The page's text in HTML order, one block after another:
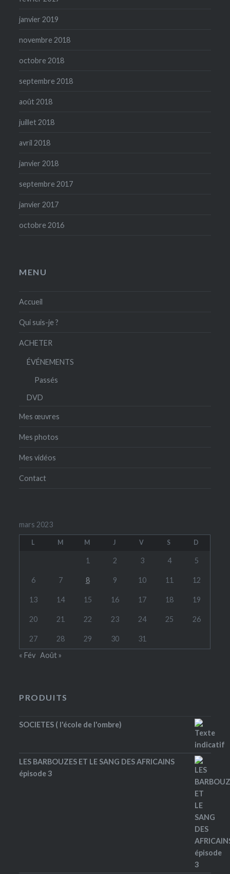
janvier 2019
novembre 2018
octobre 2018
septembre 2018
août 2018
juillet 2018
avril 2018
janvier 2018
septembre 2017
janvier 2017
octobre 2016
MENU
Accueil
Qui suis-je ?
ACHETER
ÉVÉNEMENTS
Passés
DVD
Mes œuvres
Mes photos
Mes vidéos
Contact
mars 2023
L M M J V S D
1 2 3 4 5
6 7 8 9 10 11 12
13 14 15 16 17 18 19
20 21 22 23 24 25 26
27 28 29 30
31
« Fév Août »
PRODUITS
SOCIETES ( l'école de l'ombre)
LES BARBOUZES ET LE SANG DES AFRICAINS
épisode 3